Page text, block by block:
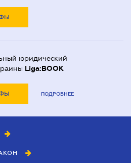
юридический
Liga:BOOK
ПОДРОБНЕЕ